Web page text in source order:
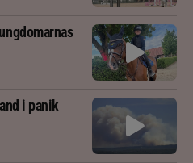
i panik